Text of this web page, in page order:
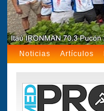
Noticias Artículos